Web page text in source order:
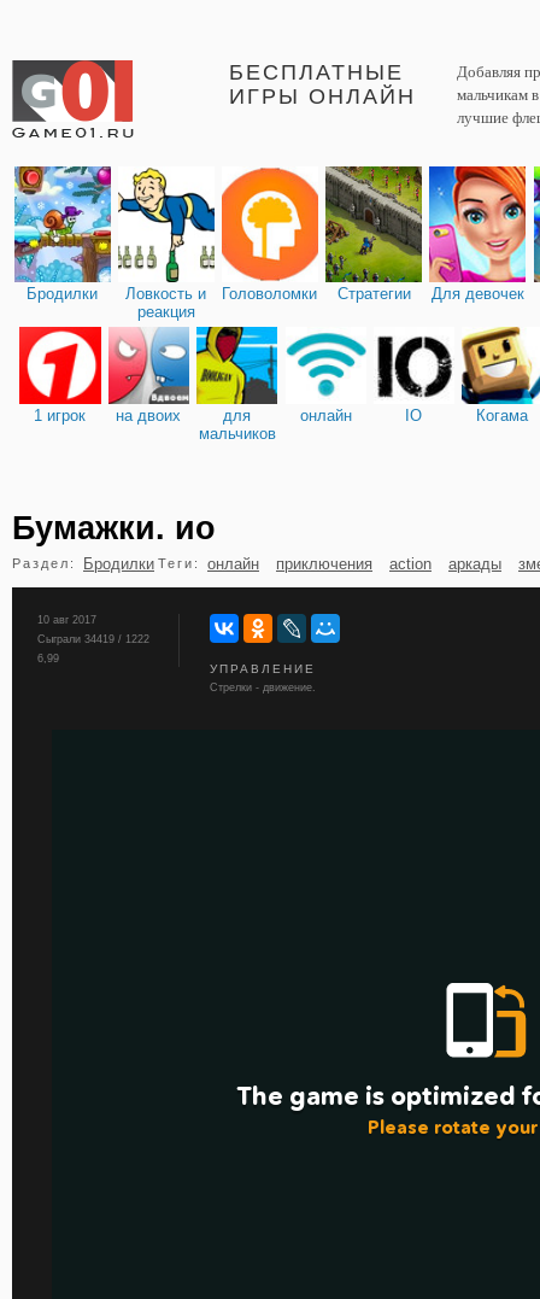
БЕСПЛАТНЫЕ
ИГРЫ ОНЛАЙН
Добавляя
мальчикам
лучшие
Бродилки
Ловкость и
реакция
Головоломки Стратегии Для девочек
1 игрок на двоих
для
мальчиков
онлайн IO Когама
бильярд карты
Бумажки. ио
Раздел: Бродилки Теги: онлайн приключения action аркады
10 авг 2017
Сыграли 34419 / 1222
6,99
УПРАВЛЕНИЕ
Стрелки - движение.